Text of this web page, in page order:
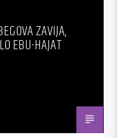
ZAVIJA,
EBU-HAJAT